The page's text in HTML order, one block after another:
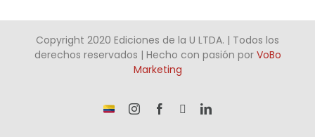
Copyright 2020 Ediciones de la U LTDA. | Todos los
derechos reservados | Hecho con pasión por VoBo
Marketing
¡Somos InstagramFacebook LinkedIn